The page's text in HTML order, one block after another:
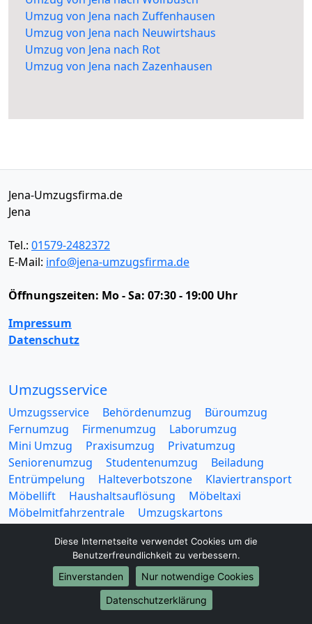
Umzug von Jena nach Zuffenhausen
Umzug von Jena nach Neuwirtshaus
Umzug von Jena nach Rot
Umzug von Jena nach Zazenhausen
Jena-Umzugsfirma.de
Jena
Tel.: 01579-2482372
E-Mail: info@jena-umzugsfirma.de
Öffnungszeiten: Mo - Sa: 07:30 - 19:00 Uhr
Impressum
Datenschutz
Umzugsservice
Umzugsservice Behördenumzug
Büroumzug
Fernumzug
Firmenumzug
Laborumzug
Mini Umzug
Praxisumzug
Privatumzug
Seniorenumzug
Studentenumzug
Beiladung
Entrümpelung
Halteverbotszone
Klaviertransport
Möbellift
Haushaltsauflösung
Möbeltaxi
Möbelmitfahrzentrale
Umzugskartons
Europa-Umzüge
Diese Internetseite verwendet Cookies um die
Benutzerfreundlichkeit zu verbessern.
Einverstanden
Nur notwendige Cookies
Datenschutzerklärung